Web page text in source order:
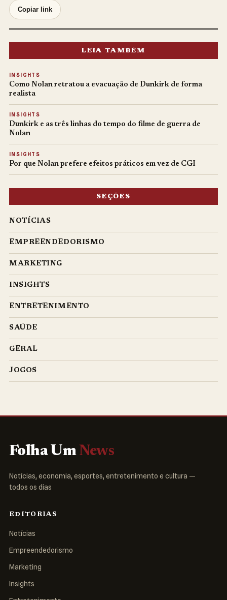
Copiar link
LEIA TAMBÉM
INSIGHTS
Como Nolan retratou a evacuação de Dunkirk de forma
realista
INSIGHTS
Dunkirk e as três linhas do tempo do filme de guerra de
Nolan
INSIGHTS
Por que Nolan prefere efeitos práticos em vez de CGI
SEÇÕES
NOTÍCIAS
EMPREENDEDORISMO
MARKETING
INSIGHTS
ENTRETENIMENTO
SAÚDE
GERAL
JOGOS
Folha Um News
Notícias, economia, esportes, entretenimento e cultura —
todos os dias
EDITORIAS
Notícias
Empreendedorismo
Marketing
Insights